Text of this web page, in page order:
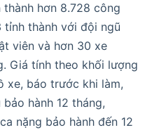
thành hơn 8.728 công
tỉnh thành với đội ngũ
viên và hơn 30 xe
Giá tính theo khối lượng
xe, báo trước khi làm,
hành 12 tháng,
nặng bảo hành đến 12